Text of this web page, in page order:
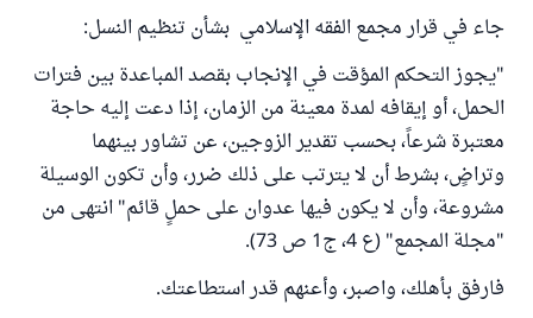
جاء في قرار مجمع الفقه الإسلامي بشأن تنظيم النسل:
"يجوز التحكم المؤقت في الإنجاب بقصد المباعدة بين فترات
الحمل، أو إيقافه لمدة معينة من الزمان، إذا دعت إليه حاجة
معتبرة شرعاً، بحسب تقدير الزوجين، عن تشاور بينهما
وتراضٍ، بشرط أن لا يترتب على ذلك ضرر، وأن تكون الوسيلة
مشروعة، وأن لا يكون فيها عدوان على حملٍ قائم" انتهى من
"مجلة المجمع" (ع 4، ج1 ص 73).
فارفق بأهلك، واصبر، وأعنهم قدر استطاعتك.